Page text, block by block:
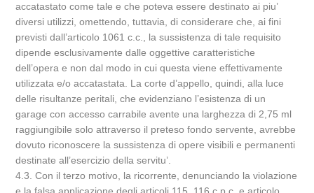
accatastato come tale e che poteva essere destinato ai piu’
diversi utilizzi, omettendo, tuttavia, di considerare che, ai fini
previsti dall’articolo 1061 c.c., la sussistenza di tale requisito
dipende esclusivamente dalle oggettive caratteristiche
dell’opera e non dal modo in cui questa viene effettivamente
utilizzata e/o accatastata. La corte d’appello, quindi, alla luce
delle risultanze peritali, che evidenziano l’esistenza di un
garage con accesso carrabile avente una larghezza di 2,75 ml
raggiungibile solo attraverso il preteso fondo servente, avrebbe
dovuto riconoscere la sussistenza di opere visibili e permanenti
destinate all’esercizio della servitu’.
4.3. Con il terzo motivo, la ricorrente, denunciando la violazione